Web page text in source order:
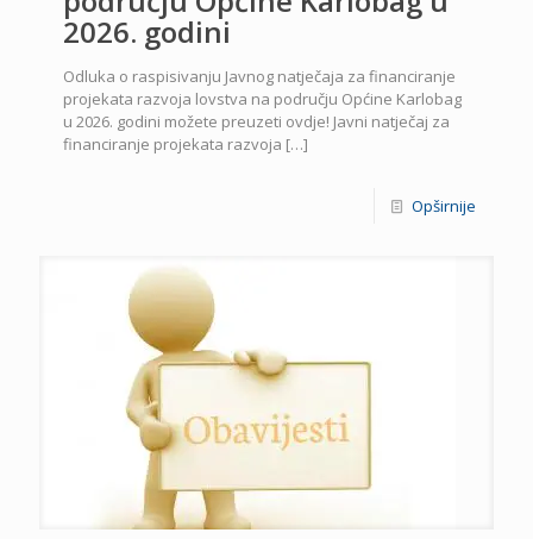
2026. godini
Odluka o raspisivanju Javnog natječaja za financiranje
projekata razvoja lovstva na području Općine Karlobag
u 2026. godini možete preuzeti ovdje! Javni natječaj za
financiranje projekata razvoja […]
Opširnije